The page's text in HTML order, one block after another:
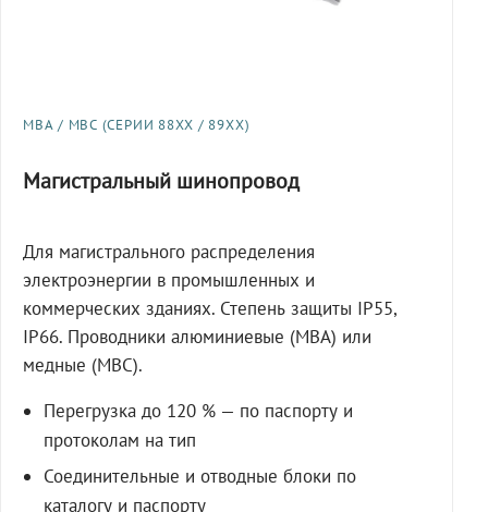
МВА / МВС (СЕРИИ 88XX / 89XX)
Магистральный шинопровод
Для магистрального распределения
электроэнергии в промышленных и
коммерческих зданиях. Степень защиты IP55,
IP66. Проводники алюминиевые (МВА) или
медные (МВС).
Перегрузка до 120 % — по паспорту и
протоколам на тип
Соединительные и отводные блоки по
каталогу и паспорту